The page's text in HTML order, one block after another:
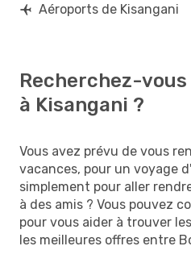
Aéroports de Kisangani
Recherchez-vous
à Kisangani ?
Vous avez prévu de vous
vacances, pour un voyage
simplement pour aller
à des amis ? Vous pouvez
pour vous aider à trouver
les meilleures offres entre